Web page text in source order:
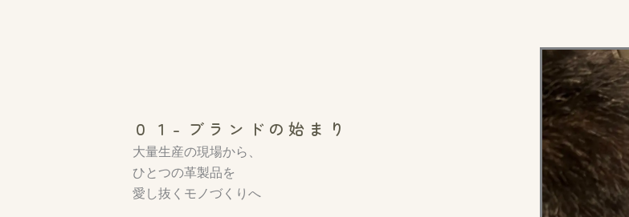
０１- ブランドの始まり
大量生産の現場から、
ひとつの革製品を
愛し抜くモノづくりへ